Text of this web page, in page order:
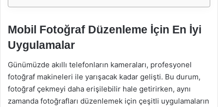
Mobil Fotoğraf Düzenleme İçin En İyi
Uygulamalar
Günümüzde akıllı telefonların kameraları, profesyonel
fotoğraf makineleri ile yarışacak kadar gelişti. Bu durum,
fotoğraf çekmeyi daha erişilebilir hale getirirken, aynı
zamanda fotoğrafları düzenlemek için çeşitli uygulamaların